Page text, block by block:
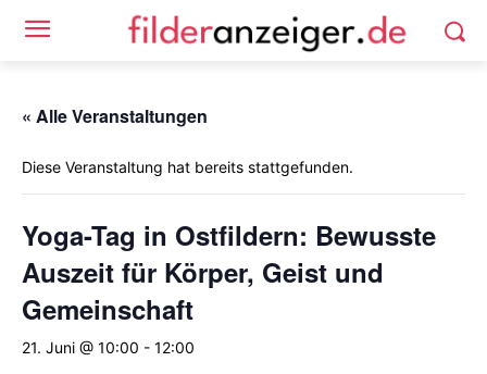
« Alle Veranstaltungen
Diese Veranstaltung hat bereits stattgefunden.
Yoga-Tag in Ostfildern: Bewusste
Auszeit für Körper, Geist und
Gemeinschaft
21. Juni @ 10:00 - 12:00